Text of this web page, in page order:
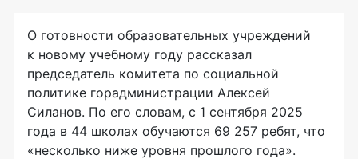
О готовности образовательных учреждений
к новому учебному году рассказал
председатель комитета по социальной
политике горадминистрации Алексей
Силанов. По его словам, с 1 сентября 2025
года в 44 школах обучаются 69 257 ребят, что
«несколько ниже уровня прошлого года».